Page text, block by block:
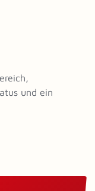
und ein